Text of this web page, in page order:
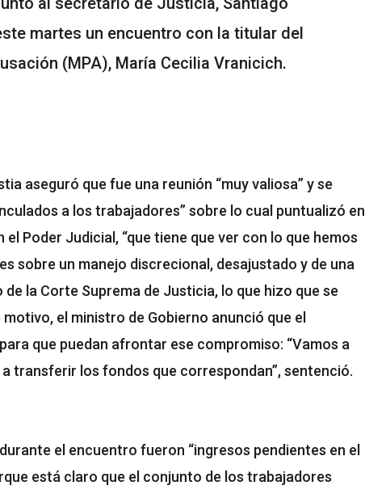
martes un encuentro con la titular del
(MPA), María Cecilia Vranicich.
aseguró que fue una reunión “muy valiosa” y se
a los trabajadores” sobre lo cual puntualizó en
Poder Judicial, “que tiene que ver con lo que hemos
sobre un manejo discrecional, desajustado y de una
la Corte Suprema de Justicia, lo que hizo que se
el ministro de Gobierno anunció que el
que puedan afrontar ese compromiso: “Vamos a
transferir los fondos que correspondan”, sentenció.
el encuentro fueron “ingresos pendientes en el
está claro que el conjunto de los trabajadores